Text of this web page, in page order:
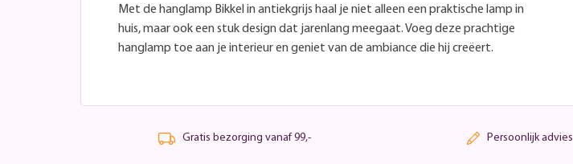
Met de hanglamp Bikkel in antiekgrijs haal je niet alleen een praktische lamp in
huis, maar ook een stuk design dat jarenlang meegaat. Voeg deze prachtige
hanglamp toe aan je interieur en geniet van de ambiance die hij creëert.
Gratis bezorging vanaf 99,- Persoonlijk advies